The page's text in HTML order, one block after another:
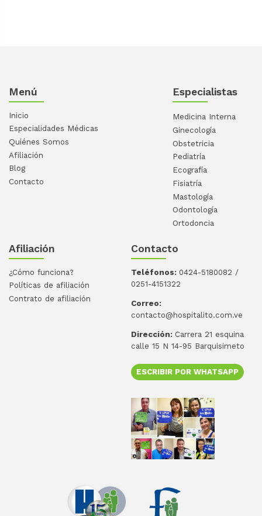
Menú
Inicio
Especialidades Médicas
Quiénes Somos
Afiliación
Blog
Contacto
Especialistas
Medicina Interna
Ginecología
Obstetricia
Pediatría
Ecografía
Fisiatría
Mastología
Odontología
Ortodoncia
Afiliación
¿Cómo funciona?
Políticas de afiliación
Contrato de afiliación
Contacto
Teléfonos: 0424-5180082 /
0251-4151322
Correo:
contacto@hospitalito.com.ve
Dirección: Carrera 21 esquina
calle 15 N 14-95 Barquisimeto
ESCRIBIR POR WHATSAPP